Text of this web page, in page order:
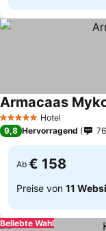
5 Sterne Hotel
Armacaas
9,8 Hervorragend 76
Ab € 158
Preise von 11
Beliebte Wahl